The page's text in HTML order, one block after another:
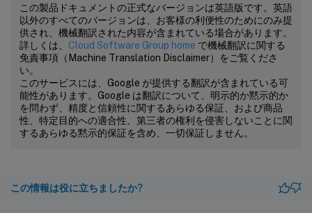
この製品ドキュメントの正式なバージョンは英語版です。英語
以外のすべてのバージョンは、お客様の利便性のためにのみ提
供され、機械翻訳された内容が含まれている場合があります。
詳しくは、 Cloud Software Group home で機械翻訳に関する
免責事項（Machine Translation Disclaimer）をご覧くださ
い。
このサービスには、Google が提供する翻訳が含まれている可
能性があります。Google は翻訳について、明示的か黙示的か
を問わず、精度と信頼性に関するあらゆる保証、および商品
性、特定目的への適合性、第三者の権利を侵害しないことに関
するあらゆる黙示的保証を含め、一切保証しません。
この情報は役に立ちましたか?